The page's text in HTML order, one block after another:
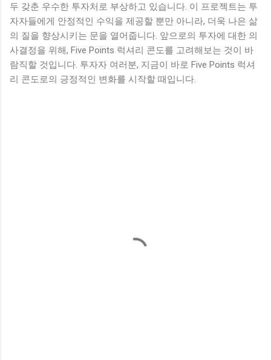
두 갖춘 우수한 투자처로 부상하고 있습니다. 이 프로젝트는 투
자자들에게 안정적인 수익을 제공할 뿐만 아니라, 더욱 나은 삶
의 질을 향상시키는 문을 열어줍니다. 앞으로의 투자에 대한 의
사결정을 위해, Five Points 럭셔리 콘도를 고려해보는 것이 바
람직할 것입니다. 투자자 여러분, 지금이 바로 Five Points 럭셔
리 콘도로의 긍정적인 변화를 시작할 때입니다.